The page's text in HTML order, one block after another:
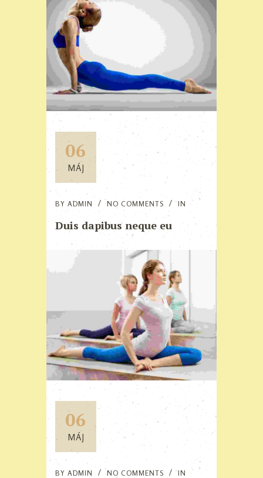
06
MÁJ
BY ADMIN NO COMMENTS IN
Duis dapibus neque eu
06
MÁJ
BY ADMIN NO COMMENTS IN